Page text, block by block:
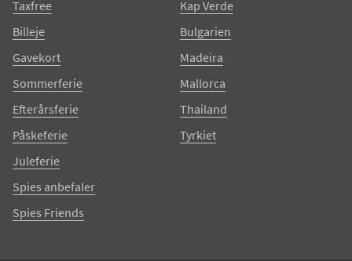
Taxfree
Billeje
Gavekort
Sommerferie
Efterårsferie
Påskeferie
Juleferie
Spies anbefaler
Spies Friends
Kap Verde
Bulgarien
Madeira
Mallorca
Thailand
Tyrkiet